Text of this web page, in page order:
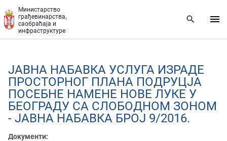
Министарство
грађевинарства,
саобраћаја и
инфраструктуре
ЈАВНА НАБАВКА УСЛУГА ИЗРАДЕ
ПРОСТОРНОГ ПЛАНА ПОДРУЦЈА
ПОСЕБНЕ НАМЕНЕ НОВЕ ЛУКЕ У
БЕОГРАДУ СА СЛОБОДНОМ ЗОНОМ
- ЈАВНА НАБАВКА БРОЈ 9/2016.
Документи: